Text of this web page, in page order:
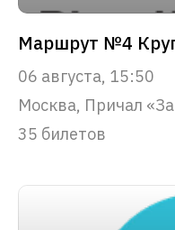
06 августа, 15:50
Москва, Причал
35 билетов